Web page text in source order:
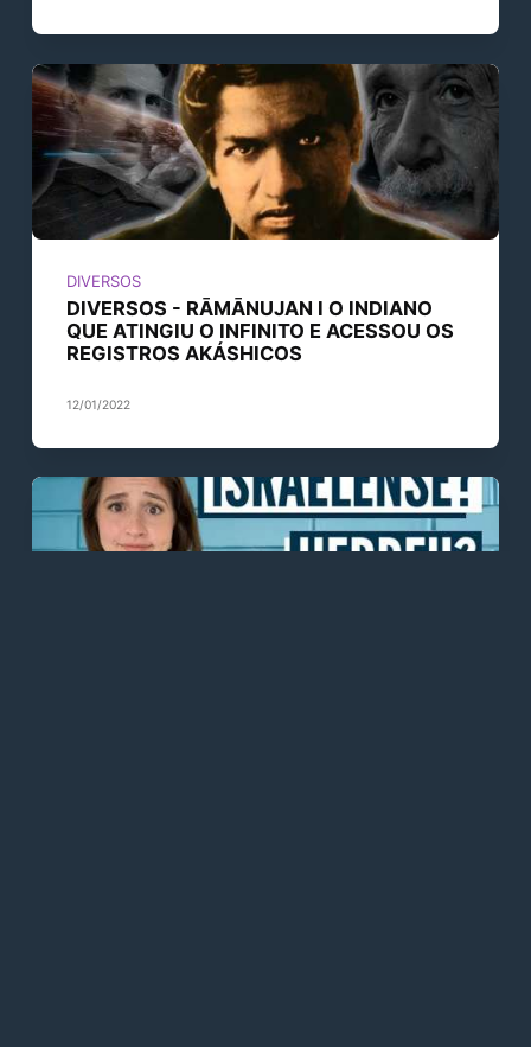
DIVERSOS
DIVERSOS - RĀMĀNUJAN I O INDIANO
QUE ATINGIU O INFINITO E ACESSOU OS
REGISTROS AKÁSHICOS
12/01/2022